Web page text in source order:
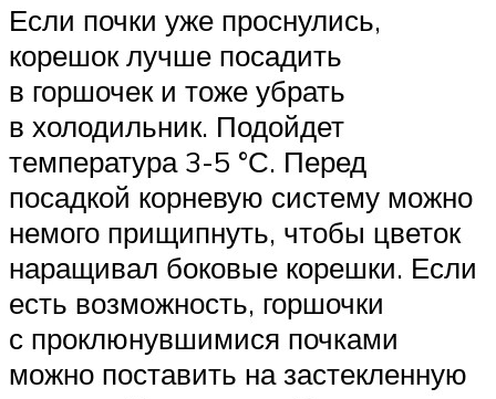
Если почки уже проснулись,
корешок лучше посадить
в горшочек и тоже убрать
в холодильник. Подойдет
температура 3-5 °С. Перед
посадкой корневую систему можно
немого прищипнуть, чтобы цветок
наращивал боковые корешки. Если
есть возможность, горшочки
с проклюнувшимися почками
можно поставить на застекленную